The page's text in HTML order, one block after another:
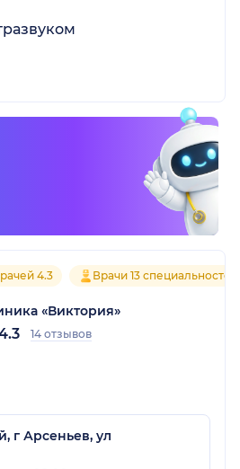
4.3 Врачи 13 специальностей
«Виктория»
14 отзывов
г Арсеньев, ул